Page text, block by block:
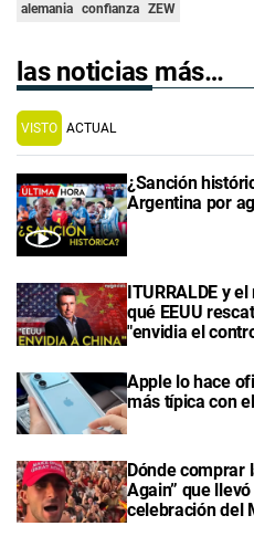
alemania confianza ZEW
las noticias más…
VISTO ACTUAL
¿Sanción
Argentina por
ITURRALDE y
qué EEUU
"envidia el
Apple lo hace
más típica con
Dónde comprar
Again” que
celebración del